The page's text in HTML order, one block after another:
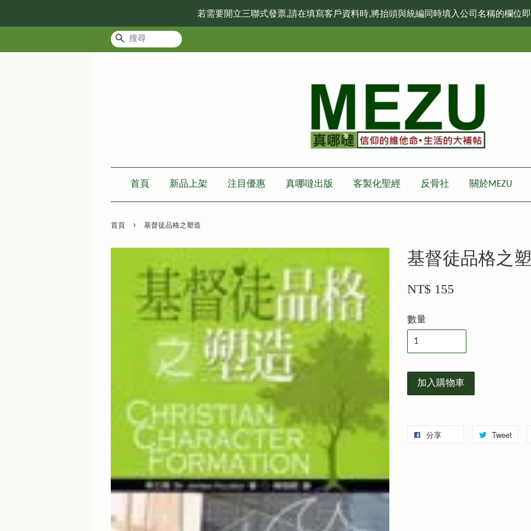
若需要開立三聯式發票,請在填寫客戶資料時,將抬頭與統編同時填入公司名稱的欄位
搜尋
首頁 新品上架 注目優惠 真哪噠出版 客製化聖經 反骨社 關於MEZU
首頁 › 基督徒品格之塑造
基督徒品格之
NT$ 155
數量
加入購物車
分享 Tweet